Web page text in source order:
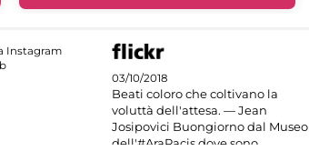
03/10/2018
Beati coloro che coltivano la
voluttà dell'attesa. — Jean
Josipovici Buongiorno dal Museo
dell'#AraPacis dove sono